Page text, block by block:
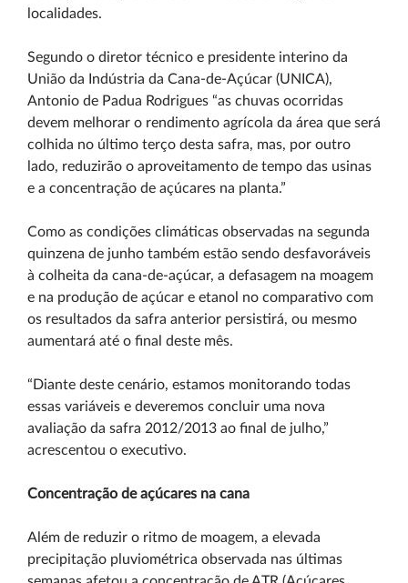
localidades.
Segundo o diretor técnico e presidente interino da
União da Indústria da Cana-de-Açúcar (UNICA),
Antonio de Padua Rodrigues “as chuvas ocorridas
devem melhorar o rendimento agrícola da área que será
colhida no último terço desta safra, mas, por outro
lado, reduzirão o aproveitamento de tempo das usinas
e a concentração de açúcares na planta.”
Como as condições climáticas observadas na segunda
quinzena de junho também estão sendo desfavoráveis
à colheita da cana-de-açúcar, a defasagem na moagem
e na produção de açúcar e etanol no comparativo com
os resultados da safra anterior persistirá, ou mesmo
aumentará até o final deste mês.
“Diante deste cenário, estamos monitorando todas
essas variáveis e deveremos concluir uma nova
avaliação da safra 2012/2013 ao final de julho,”
acrescentou o executivo.
Concentração de açúcares na cana
Além de reduzir o ritmo de moagem, a elevada
precipitação pluviométrica observada nas últimas